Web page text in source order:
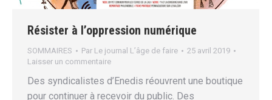
Résister à l’oppression numérique
SOMMAIRES Par Le journal L’âge de faire
25 avril 2019
Laisser un commentaire
Des syndicalistes d’Enedis réouvrent une boutique
pour continuer à recevoir du public. Des